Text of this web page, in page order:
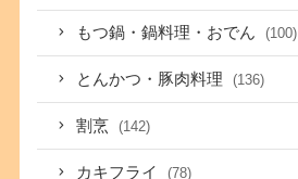
もつ鍋・鍋料理・おでん (100)
とんかつ・豚肉料理 (136)
割烹 (142)
カキフライ (78)